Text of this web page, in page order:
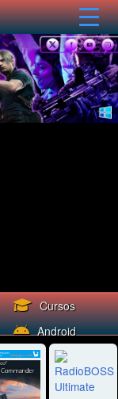
Cursos
Android